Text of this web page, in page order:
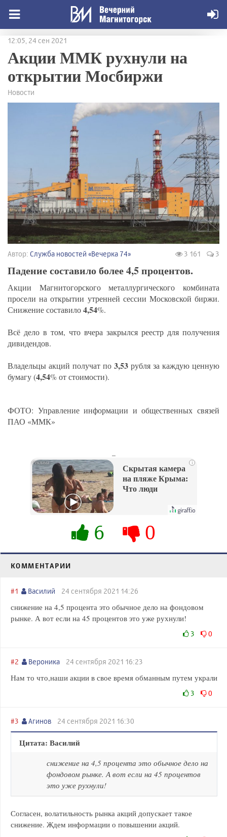
12:05, 24 сен 2021
Акции ММК рухнули на
открытии Мосбиржи
Новости
Автор: Служба новостей «Вечерка 74» 3 161 3
Падение составило более 4,5 процентов.
Акции Магнитогорского металлургического комбината
просели на открытии утренней сессии Московской биржи.
Снижение составило4,54%.
Всё дело в том, что вчера закрылся реестр для получения
дивидендов.
Владельцы акций получат по 3,53 рубля за каждую ценную
бумагу (4,54% от стоимости).
ФОТО: Управление информации и общественных связей
ПАО «ММК»
i
Скрытая камера
на пляже Крыма:
Что люди
их не видят...
6 0
КОММЕНТАРИИ
#1 Василий 24 сентября 2021 14:26
снижение на 4,5 процента это обычное дело на фондовом
рынке. А вот если на 45 процентов это уже рухнули!
3 0
#2 Вероника 24 сентября 2021 16:23
Нам то что,наши акции в свое время обманным путем украли
3 0
#3 Агинов 24 сентября 2021 16:30
Цитата: Василий
снижение на 4,5 процента это обычное дело на
фондовом рынке. А вот если на 45 процентов
это уже рухнули!
Согласен, волатильность рынка акций допускает такое
снижение. Ждем информации о повышении акций.